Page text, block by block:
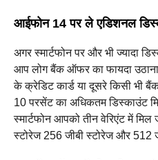
आईफोन 14 पर ले एडिशनल
अगर स्मार्टफोन पर और भी ज्यादा
आप लोग बैंक ऑफर का फायदा उठाना
के क्रेडिट कार्ड या दूसरे किसी भी
10 परसेंट का अधिकतम डिस्काउंट
स्मार्टफोन आपको तीन वेरिएंट में
स्टोरेज 256 जीबी स्टोरेज और 512